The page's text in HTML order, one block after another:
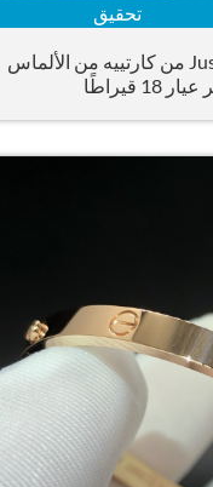
تحقيق
صنع حسب الطلب سوار Juste un Clou من كارتييه من الألماس